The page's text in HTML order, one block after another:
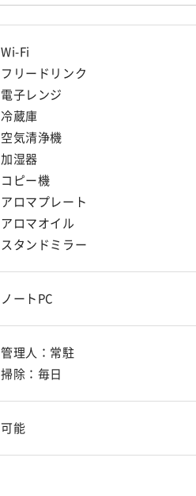
Wi-Fi
フリードリンク
電子レンジ
冷蔵庫
空気清浄機
加湿器
コピー機
アロマプレート
アロマオイル
スタンドミラー
ノートPC
管理人：常駐
掃除：毎日
可能